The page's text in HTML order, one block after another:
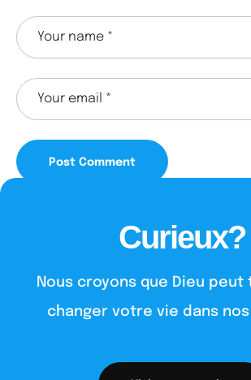
Curieux?
Nous croyons que Dieu
changer votre vie dans